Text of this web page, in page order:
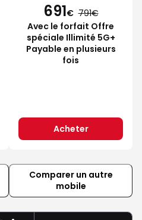
691€ 791
Avec le forfait Offre
spéciale Illimité 5G+
Payable en plusieurs
fois
Acheter
Comparer un autre
mobile